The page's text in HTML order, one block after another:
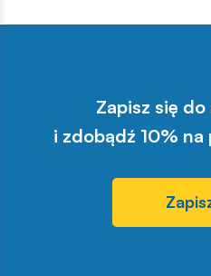
Zapisz się
i zdobądź 10% na